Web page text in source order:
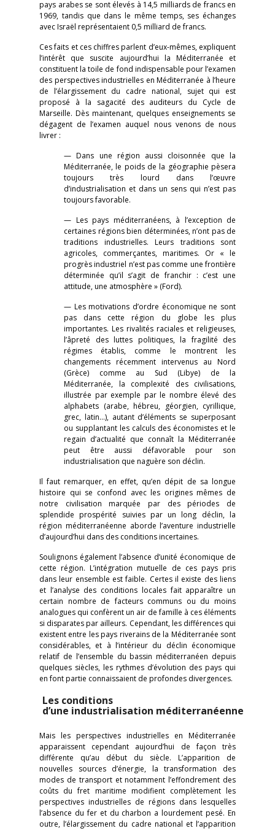
pays arabes se sont élevés à 14,5 milliards de francs en
1969, tandis que dans le même temps, ses échanges
avec Israël représentaient 0,5 milliard de francs.
Ces faits et ces chiffres parlent d’eux-mêmes, expliquent
l’intérêt que suscite aujourd’hui la Méditerranée et
constituent la toile de fond indispensable pour l’examen
des perspectives industrielles en Méditerranée à l’heure
de l’élargissement du cadre national, sujet qui est
proposé à la sagacité des auditeurs du Cycle de
Marseille. Dès maintenant, quelques enseignements se
dégagent de l’examen auquel nous venons de nous
livrer :
— Dans une région aussi cloisonnée que la
Méditerranée, le poids de la géographie pèsera
toujours très lourd dans l’œuvre
d’industrialisation et dans un sens qui n’est pas
toujours favorable.
— Les pays méditerranéens, à l’exception de
certaines régions bien déterminées, n’ont pas de
traditions industrielles. Leurs traditions sont
agricoles, commerçantes, maritimes. Or « le
progrès industriel n’est pas comme une frontière
déterminée qu’il s’agit de franchir : c’est une
attitude, une atmosphère » (Ford).
— Les motivations d’ordre économique ne sont
pas dans cette région du globe les plus
importantes. Les rivalités raciales et religieuses,
l’âpreté des luttes politiques, la fragilité des
régimes établis, comme le montrent les
changements récemment intervenus au Nord
(Grèce) comme au Sud (Libye) de la
Méditerranée, la complexité des civilisations,
illustrée par exemple par le nombre élevé des
alphabets (arabe, hébreu, géorgien, cyrillique,
grec, latin…), autant d’éléments se superposant
ou supplantant les calculs des économistes et le
regain d’actualité que connaît la Méditerranée
peut être aussi défavorable pour son
industrialisation que naguère son déclin.
Il faut remarquer, en effet, qu’en dépit de sa longue
histoire qui se confond avec les origines mêmes de
notre civilisation marquée par des périodes de
splendide prospérité suivies par un long déclin, la
région méditerranéenne aborde l’aventure industrielle
d’aujourd’hui dans des conditions incertaines.
Soulignons également l’absence d’unité économique de
cette région. L’intégration mutuelle de ces pays pris
dans leur ensemble est faible. Certes il existe des liens
et l’analyse des conditions locales fait apparaître un
certain nombre de facteurs communs ou du moins
analogues qui confèrent un air de famille à ces éléments
si disparates par ailleurs. Cependant, les différences qui
existent entre les pays riverains de la Méditerranée sont
considérables, et à l’intérieur du déclin économique
relatif de l’ensemble du bassin méditerranéen depuis
quelques siècles, les rythmes d’évolution des pays qui
en font partie connaissaient de profondes divergences.
Les conditions
d’une industrialisation méditerranéenne
Mais les perspectives industrielles en Méditerranée
apparaissent cependant aujourd’hui de façon très
différente qu’au début du siècle. L’apparition de
nouvelles sources d’énergie, la transformation des
modes de transport et notamment l’effondrement des
coûts du fret maritime modifient complètement les
perspectives industrielles de régions dans lesquelles
l’absence du fer et du charbon a lourdement pesé. En
outre, l’élargissement du cadre national et l’apparition